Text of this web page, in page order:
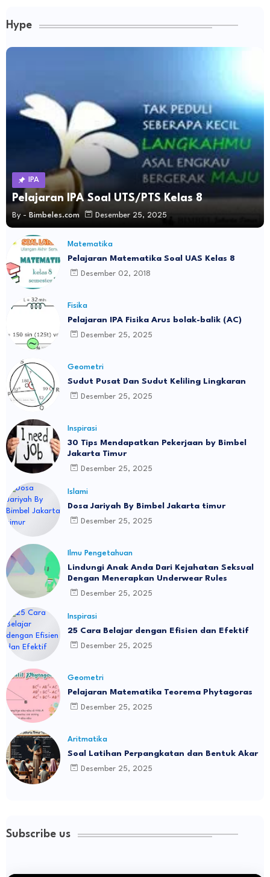
Hype
IPA
Pelajaran IPA Soal UTS/PTS Kelas 8
By - Bimbeles.com Desember 25, 2025
Matematika
Pelajaran Matematika Soal UAS Kelas 8
Desember 02, 2018
Fisika
Pelajaran IPA Fisika Arus bolak-balik (AC)
Desember 25, 2025
Geometri
Sudut Pusat Dan Sudut Keliling Lingkaran
Desember 25, 2025
Inspirasi
30 Tips Mendapatkan Pekerjaan by Bimbel
Jakarta Timur
Desember 25, 2025
Islami
Dosa Jariyah By Bimbel Jakarta timur
Desember 25, 2025
Ilmu Pengetahuan
Lindungi Anak Anda Dari Kejahatan Seksual
Dengan Menerapkan Underwear Rules
Desember 25, 2025
Inspirasi
25 Cara Belajar dengan Efisien dan Efektif
Desember 25, 2025
Geometri
Pelajaran Matematika Teorema Phytagoras
Desember 25, 2025
Aritmatika
Soal Latihan Perpangkatan dan Bentuk Akar
Desember 25, 2025
Subscribe us